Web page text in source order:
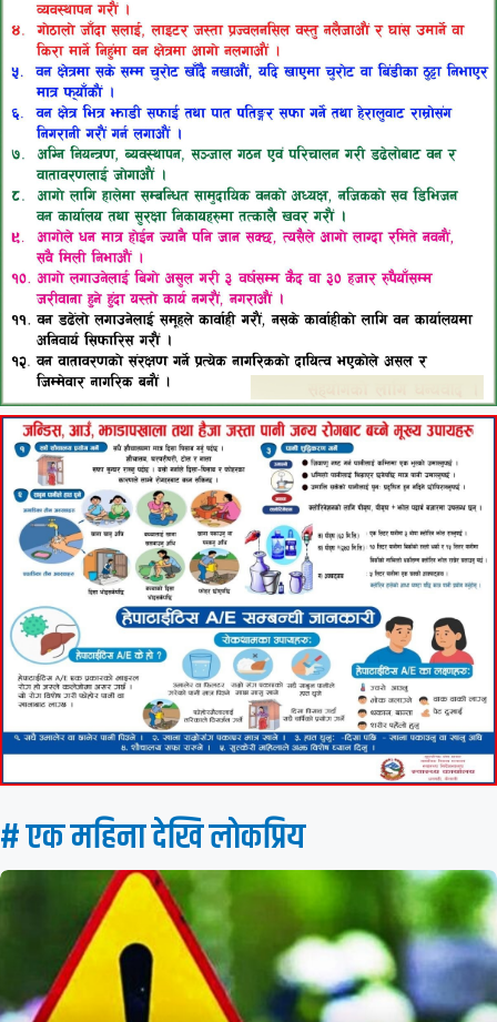
# एक महिना देखि लाेकप्रिय